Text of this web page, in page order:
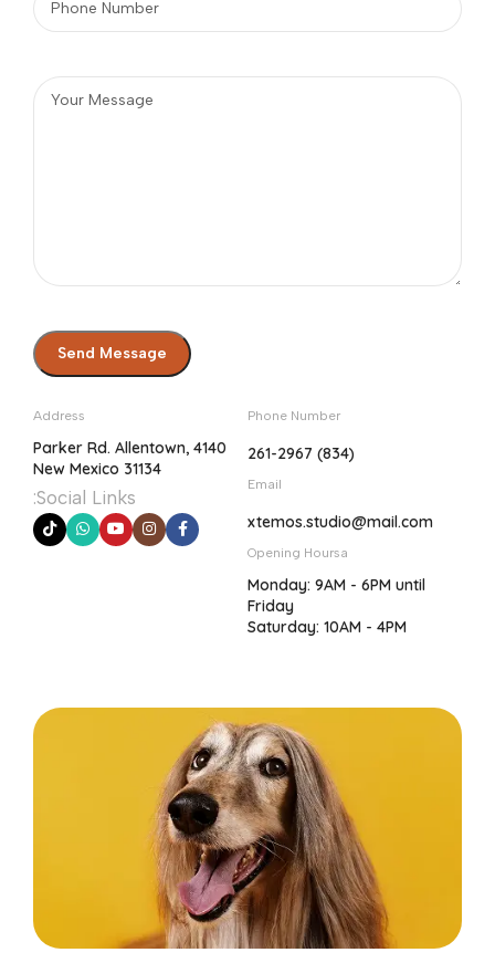
Phone Number
(834) 261-2967
Email
xtemos.studio@mail.com
Opening Hoursa
Monday: 9AM - 6PM until
Friday
Saturday: 10AM - 4PM
Address
4140 Parker Rd. Allentown,
New Mexico 31134
Social Links: